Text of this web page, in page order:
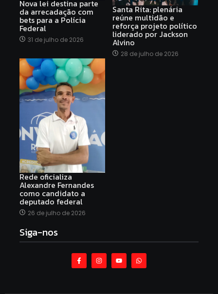
Nova lei destina parte
da arrecadação com
bets para a Polícia
Federal
31 de julho de 2026
Santa Rita: plenária
reúne multidão e
reforça projeto político
liderado por Jackson
Alvino
28 de julho de 2026
Rede oficializa
Alexandre Fernandes
como candidato a
deputado federal
26 de julho de 2026
Siga-nos